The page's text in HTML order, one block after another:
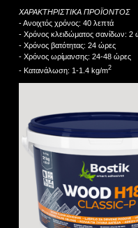
ΧΑΡΑΚΤΗΡΙΣΤΙΚΑ ΠΡΟΪΟΝΤΟΣ
- Ανοιχτός χρόνος: 40 λεπτά
- Χρόνος κλειδώματος σανίδων: 2
- Χρόνος βατότητας: 24 ώρες
- Χρόνος ωρίμανσης: 24-48 ώρες
- Κατανάλωση: 1-1.4 kg/m2